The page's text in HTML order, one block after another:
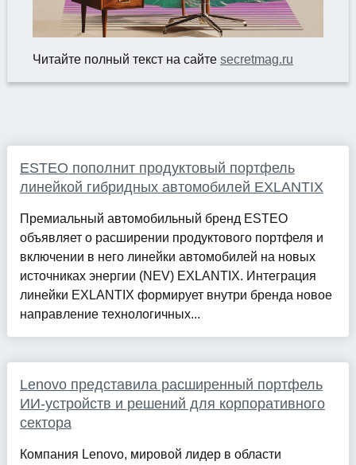
Читайте полный текст на сайте secretmag.ru
ESTEO пополнит продуктовый портфель
линейкой гибридных автомобилей EXLANTIX
Премиальный автомобильный бренд ESTEO
объявляет о расширении продуктового портфеля и
включении в него линейки автомобилей на новых
источниках энергии (NEV) EXLANTIX. Интеграция
линейки EXLANTIX формирует внутри бренда новое
направление технологичных...
Lenovo представила расширенный портфель
ИИ-устройств и решений для корпоративного
сектора
Компания Lenovo, мировой лидер в области